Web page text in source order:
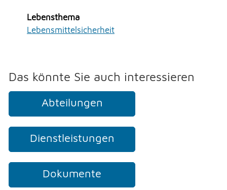
KONTAKT
LOGIN
Lebensthema
Lebensmittelsicherheit
Das könnte Sie auch interessieren
Abteilungen
Dienstleistungen
Dokumente